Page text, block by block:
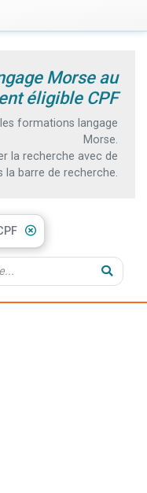
Morse au
éligible CPF
formations langage
Morse.
la recherche avec de
la barre de recherche.